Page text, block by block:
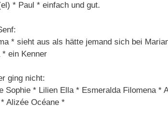
* Paul * einfach und gut.
* sieht aus als hätte jemand sich bei
* ein Kenner
ging nicht:
Sophie * Lilien Ella * Esmeralda Filomena *
Alizée Océane *